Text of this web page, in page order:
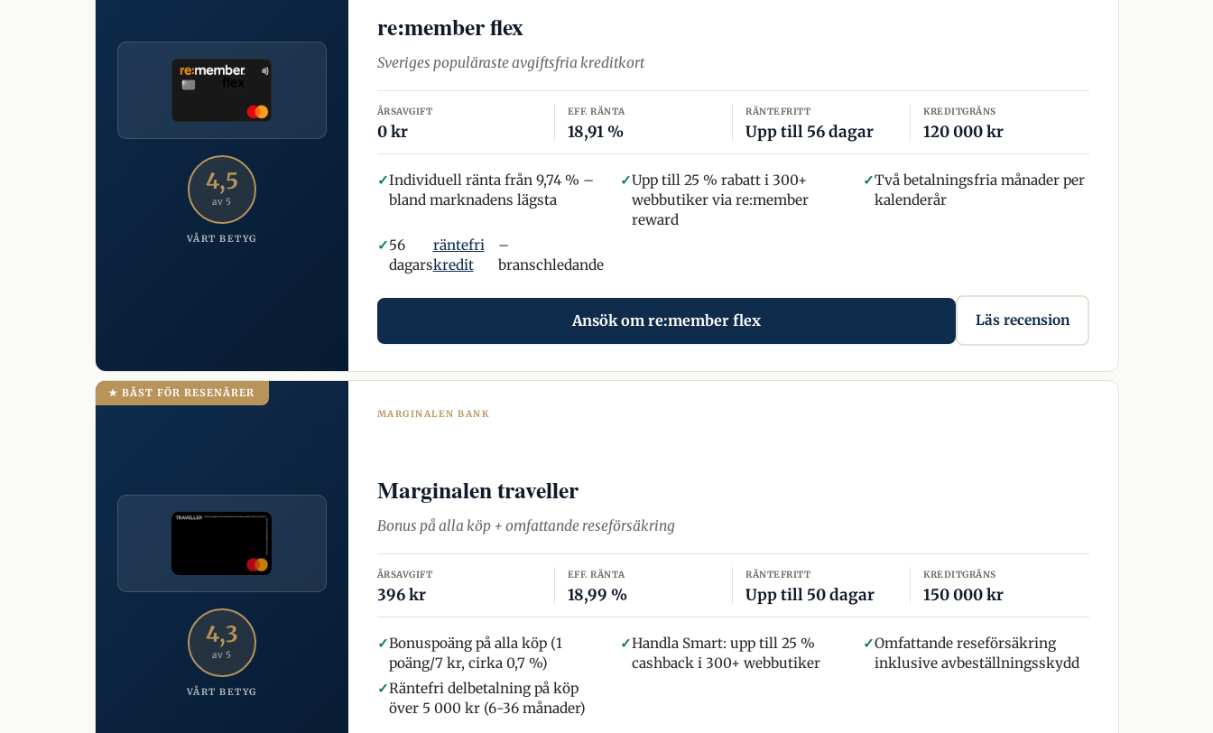
4,5
av 5
VÅRT BETYG
re:member flex
Sveriges populäraste avgiftsfria kreditkort
ÅRSAVGIFT
0 kr
EFF. RÄNTA
18,91 %
RÄNTEFRITT
Upp till 56 dagar
KREDITGRÄNS
120 000 kr
✓Individuell ränta från 9,74 % –
bland marknadens lägsta
✓Upp till 25 % rabatt i 300+
webbutiker via re:member
reward
✓Två betalningsfria månader per
kalenderår
✓56
dagars
räntefri
kredit
–
branschledande
Ansök om re:member flex Läs recension
★ BÄST FÖR RESENÄRER
4,3
av 5
VÅRT BETYG
MARGINALEN BANK
Marginalen traveller
Bonus på alla köp + omfattande reseförsäkring
ÅRSAVGIFT
396 kr
EFF. RÄNTA
18,99 %
RÄNTEFRITT
Upp till 50 dagar
KREDITGRÄNS
150 000 kr
✓Bonuspoäng på alla köp (1
poäng/7 kr, cirka 0,7 %)
✓Handla Smart: upp till 25 %
cashback i 300+ webbutiker
✓Omfattande reseförsäkring
inklusive avbeställningsskydd
✓Räntefri delbetalning på köp
över 5 000 kr (6-36 månader)